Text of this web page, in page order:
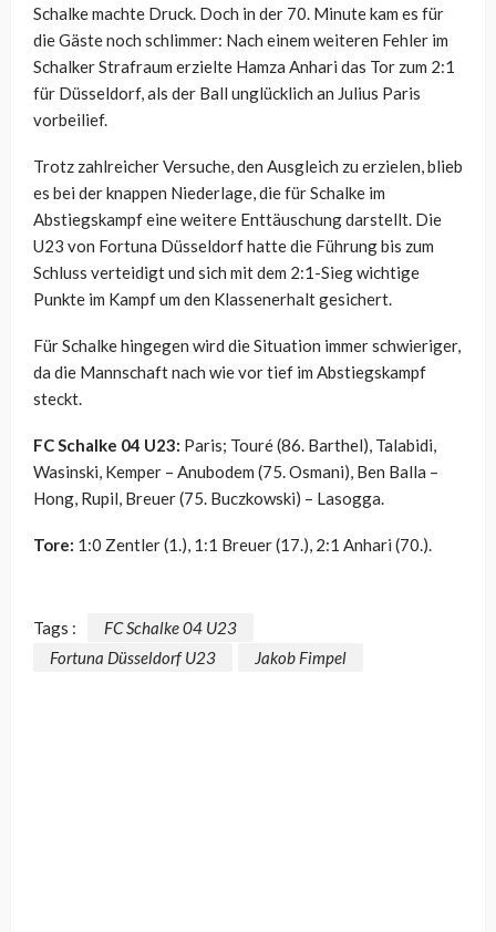
Schalke machte Druck. Doch in der 70. Minute kam es für
die Gäste noch schlimmer: Nach einem weiteren Fehler im
Schalker Strafraum erzielte Hamza Anhari das Tor zum 2:1
für Düsseldorf, als der Ball unglücklich an Julius Paris
vorbeilief.
Trotz zahlreicher Versuche, den Ausgleich zu erzielen, blieb
es bei der knappen Niederlage, die für Schalke im
Abstiegskampf eine weitere Enttäuschung darstellt. Die
U23 von Fortuna Düsseldorf hatte die Führung bis zum
Schluss verteidigt und sich mit dem 2:1-Sieg wichtige
Punkte im Kampf um den Klassenerhalt gesichert.
Für Schalke hingegen wird die Situation immer schwieriger,
da die Mannschaft nach wie vor tief im Abstiegskampf
steckt.
FC Schalke 04 U23: Paris; Touré (86. Barthel), Talabidi,
Wasinski, Kemper – Anubodem (75. Osmani), Ben Balla –
Hong, Rupil, Breuer (75. Buczkowski) – Lasogga.
Tore: 1:0 Zentler (1.), 1:1 Breuer (17.), 2:1 Anhari (70.).
Tags :
FC Schalke 04 U23
Fortuna Düsseldorf U23
Jakob Fimpel